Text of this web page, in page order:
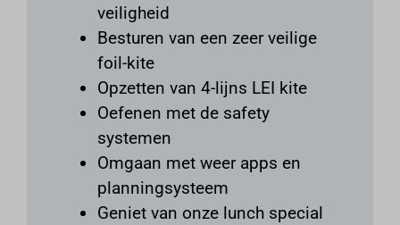
veiligheid
Besturen van een zeer veilige
foil-kite
Opzetten van 4-lijns LEI kite
Oefenen met de safety
systemen
Omgaan met weer apps en
planningsysteem
Geniet van onze lunch special